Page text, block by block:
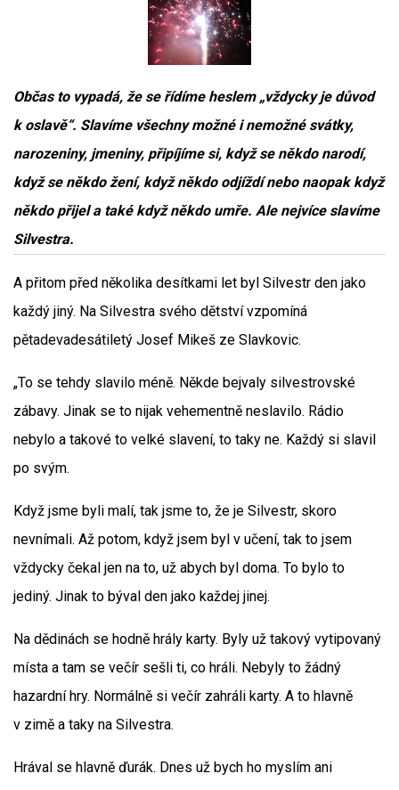
Občas to vypadá, že se řídíme heslem „vždycky je důvod
k oslavě“. Slavíme všechny možné i nemožné svátky,
narozeniny, jmeniny, připíjíme si, když se někdo narodí,
když se někdo žení, když někdo odjíždí nebo naopak když
někdo přijel a také když někdo umře. Ale nejvíce slavíme
Silvestra.
A přitom před několika desítkami let byl Silvestr den jako
každý jiný. Na Silvestra svého dětství vzpomíná
pětadevadesátiletý Josef Mikeš ze Slavkovic.
„To se tehdy slavilo méně. Někde bejvaly silvestrovské
zábavy. Jinak se to nijak vehementně neslavilo. Rádio
nebylo a takové to velké slavení, to taky ne. Každý si slavil
po svým.
Když jsme byli malí, tak jsme to, že je Silvestr, skoro
nevnímali. Až potom, když jsem byl v učení, tak to jsem
vždycky čekal jen na to, už abych byl doma. To bylo to
jediný. Jinak to býval den jako každej jinej.
Na dědinách se hodně hrály karty. Byly už takový vytipovaný
místa a tam se večír sešli ti, co hráli. Nebyly to žádný
hazardní hry. Normálně si večír zahráli karty. A to hlavně
v zimě a taky na Silvestra.
Hrával se hlavně ďurák. Dnes už bych ho myslím ani